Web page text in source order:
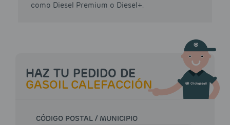
como Diesel Premium o Diesel+.
HAZ TU PEDIDO DE
GASOIL CALEFACCIÓN
CÓDIGO POSTAL / MUNICIPIO